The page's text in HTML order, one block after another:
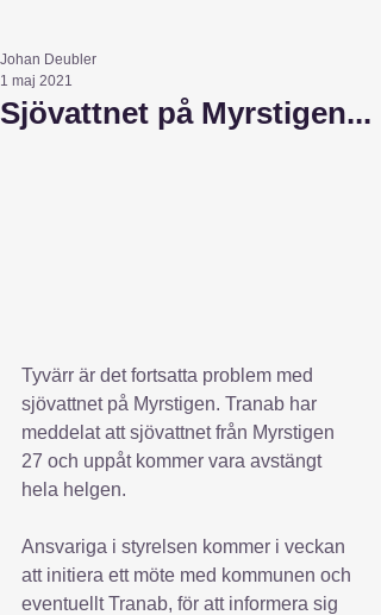
Sjövattnet på Myrstigen...
Johan Deubler
1 maj 2021
Tyvärr är det fortsatta problem med
sjövattnet på Myrstigen. Tranab har
meddelat att sjövattnet från Myrstigen
27 och uppåt kommer vara avstängt
hela helgen.
Ansvariga i styrelsen kommer i veckan
att initiera ett möte med kommunen och
eventuellt Tranab, för att informera sig